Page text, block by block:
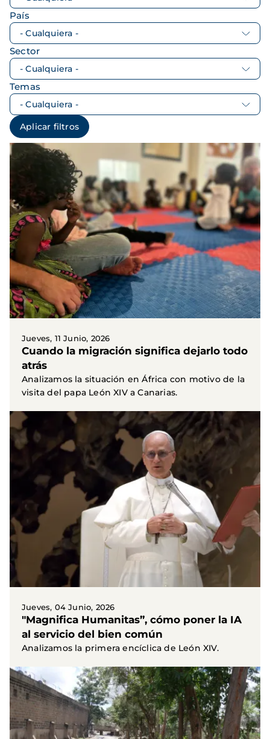
País
Sector
Temas
Jueves, 11 Junio, 2026
Cuando la migración significa dejarlo todo
atrás
Analizamos la situación en África con motivo de la
visita del papa León XIV a Canarias.
Jueves, 04 Junio, 2026
"Magnifica Humanitas”, cómo poner la IA
al servicio del bien común
Analizamos la primera encíclica de León XIV.